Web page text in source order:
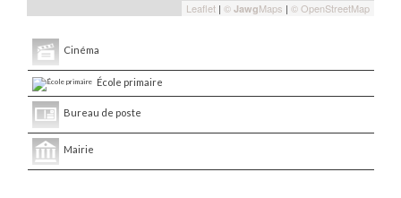
Leaflet | © JawgMaps | © OpenStreetMap
Cinéma
École primaire
Bureau de poste
Mairie